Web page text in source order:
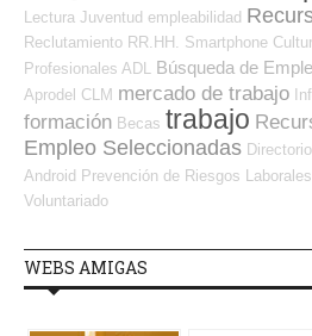
Lectura Juventud empleabilidad
Reclutamiento RR.HH. Smartphone
Profesionales ADL
Búsqueda de
Aprodel CLM mercado de trabajo
formación Becas trabajo
Empleo Seleccionadas
Android Prevención de Riesgos Laborales
Voluntariado
WEBS AMIGAS